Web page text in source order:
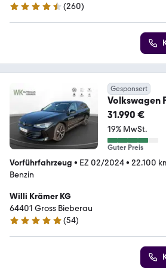
4.7 Sterne
(260)
Gesponsert
Volkswagen
eTSI DSG
31.990 €
19% MwSt.
Guter Preis
Vorführfahrzeug • EZ 02/2024• 22.100
Benzin
Willi Krämer KG
64401 Gross Bieberau
4.8 Sterne
(54)